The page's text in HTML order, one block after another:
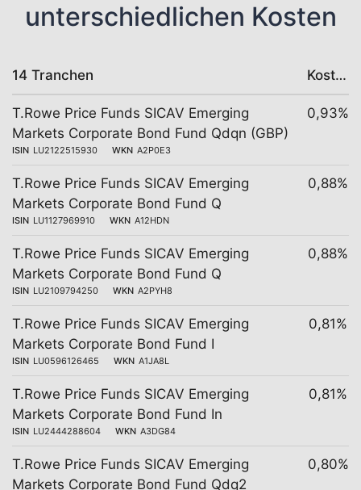
unterschiedlichen Kosten
14 Tranchen Kosten
T.Rowe Price Funds SICAV Emerging
Markets Corporate Bond Fund Qdqn (GBP)
ISIN LU2122515930 WKN A2P0E3
0,93%
T.Rowe Price Funds SICAV Emerging
Markets Corporate Bond Fund Q
ISIN LU1127969910 WKN A12HDN
0,88%
T.Rowe Price Funds SICAV Emerging
Markets Corporate Bond Fund Q
ISIN LU2109794250 WKN A2PYH8
0,88%
T.Rowe Price Funds SICAV Emerging
Markets Corporate Bond Fund I
ISIN LU0596126465 WKN A1JA8L
0,81%
T.Rowe Price Funds SICAV Emerging
Markets Corporate Bond Fund In
ISIN LU2444288604 WKN A3DG84
0,81%
T.Rowe Price Funds SICAV Emerging
Markets Corporate Bond Fund Qdq2
0,80%